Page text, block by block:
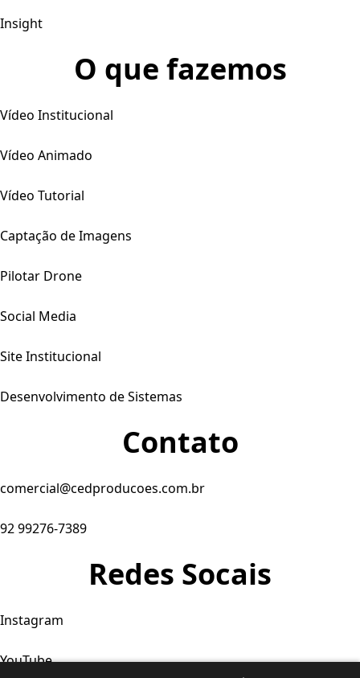
Insight
O que fazemos
Vídeo Institucional
Vídeo Animado
Vídeo Tutorial
Captação de Imagens
Pilotar Drone
Social Media
Site Institucional
Desenvolvimento de Sistemas
Contato
comercial@cedproducoes.com.br
92 99276-7389
Redes Socais
Instagram
YouTube